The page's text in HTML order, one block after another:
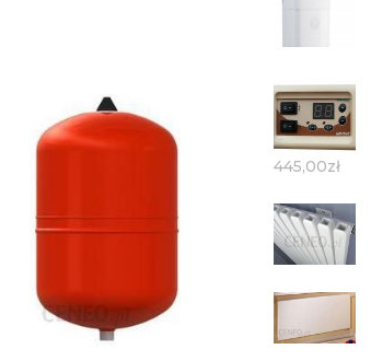
445,00zł